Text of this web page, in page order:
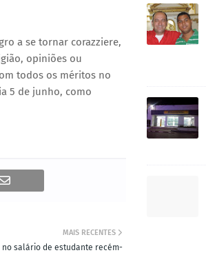
a se tornar corazziere,
opiniões ou
todos os méritos no
5 de junho, como
MAIS RECENTES
no salário de estudante recém-